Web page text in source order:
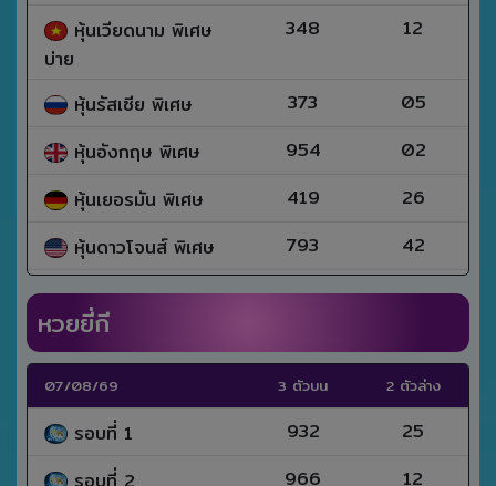
หุ้นเวียดนาม พิเศษ
บ่าย
348 12
หุ้นรัสเซีย พิเศษ 373
05
หุ้นอังกฤษ พิเศษ
954
02
หุ้นเยอรมัน พิเศษ
419
26
หุ้นดาวโจนส์ พิเศษ
793 42
หวยยี่กี
07/08/69 3 ตัวบน 2 ตัวล่าง
รอบที่ 1 932
25
966
12